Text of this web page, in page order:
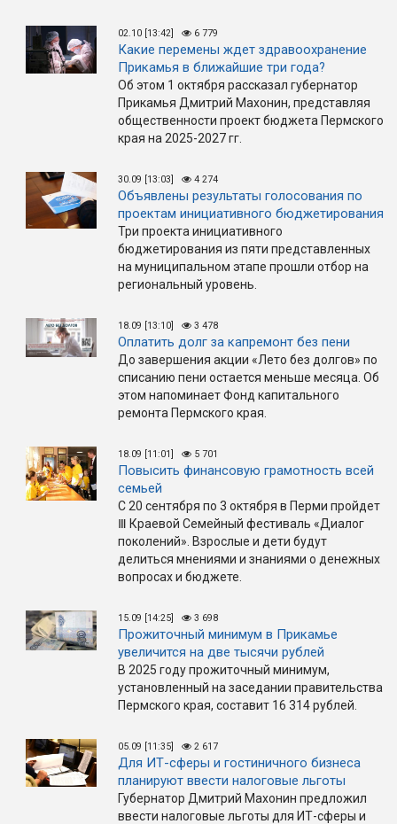
02.10 [13:42] 6 779
Какие перемены ждет здравоохранение
Прикамья в ближайшие три года?
Об этом 1 октября рассказал губернатор
Прикамья Дмитрий Махонин, представляя
общественности проект бюджета Пермского
края на 2025-2027 гг.
30.09 [13:03] 4 274
Объявлены результаты голосования по
проектам инициативного бюджетирования
Три проекта инициативного
бюджетирования из пяти представленных
на муниципальном этапе прошли отбор на
региональный уровень.
18.09 [13:10] 3 478
Оплатить долг за капремонт без пени
До завершения акции «Лето без долгов» по
списанию пени остается меньше месяца. Об
этом напоминает Фонд капитального
ремонта Пермского края.
18.09 [11:01] 5 701
Повысить финансовую грамотность всей
семьей
С 20 сентября по 3 октября в Перми пройдет
Ⅲ Краевой Семейный фестиваль «Диалог
поколений». Взрослые и дети будут
делиться мнениями и знаниями о денежных
вопросах и бюджете.
15.09 [14:25] 3 698
Прожиточный минимум в Прикамье
увеличится на две тысячи рублей
В 2025 году прожиточный минимум,
установленный на заседании правительства
Пермского края, составит 16 314 рублей.
05.09 [11:35] 2 617
Для ИТ-сферы и гостиничного бизнеса
планируют ввести налоговые льготы
Губернатор Дмитрий Махонин предложил
ввести налоговые льготы для ИТ-сферы и